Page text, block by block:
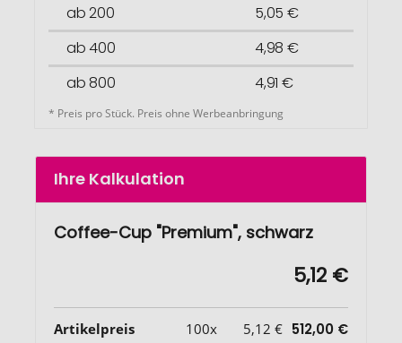
ab 200
5,05 €
ab 400
4,98 €
ab 800
4,91 €
* Preis pro Stück. Preis ohne Werbeanbringung
Ihre Kalkulation
Coffee-Cup "Premium", schwarz
5,12 €
Artikelpreis 100x 5,12 € 512,00 €